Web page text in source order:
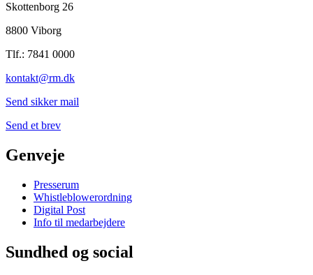
Skottenborg 26
8800 Viborg
Tlf.: 7841 0000
kontakt@rm.dk
Send sikker mail
Send et brev
Genveje
Presserum
Whistleblowerordning
Digital Post
Info til medarbejdere
Sundhed og social